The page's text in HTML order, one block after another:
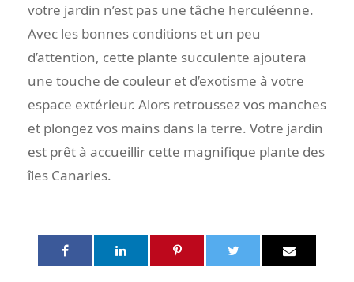
votre jardin n’est pas une tâche herculéenne.
Avec les bonnes conditions et un peu
d’attention, cette plante succulente ajoutera
une touche de couleur et d’exotisme à votre
espace extérieur. Alors retroussez vos manches
et plongez vos mains dans la terre. Votre jardin
est prêt à accueillir cette magnifique plante des
îles Canaries.